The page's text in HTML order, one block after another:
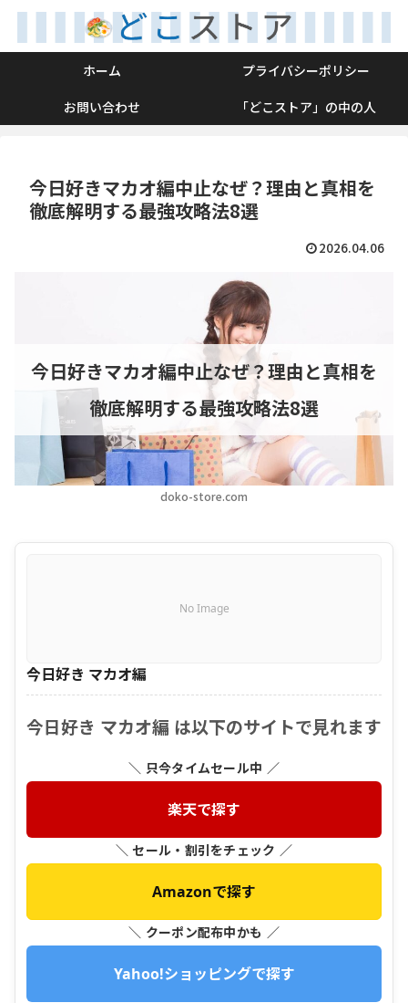
ホーム
プライバシーポリシー
お問い合わせ
「どこストア」の中の人
今日好きマカオ編中止なぜ？理由と真相を
徹底解明する最強攻略法8選
2026.04.06
doko-store.com
今日好きマカオ編中止なぜ？理由と真相を
徹底解明する最強攻略法8選
No Image
今日好き マカオ編
今日好き マカオ編 は以下のサイトで見れます
＼ 只今タイムセール中 ／
楽天で探す
＼ セール・割引をチェック ／
Amazonで探す
＼ クーポン配布中かも ／
Yahoo!ショッピングで探す